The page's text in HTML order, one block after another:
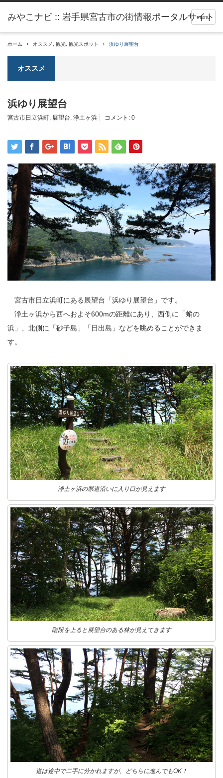
menu
ホーム オススメ 観光 観光スポット 浜ゆり展望台
オススメ
浜ゆり展望台
宮古市日立浜町, 展望台, 浄土ヶ浜 コメント: 0
宮古市日立浜町にある展望台「浜ゆり展望台」です。
浄土ヶ浜から西へおよそ600mの距離にあり、西側に「蛸の
浜」、北側に「砂子島」「日出島」などを眺めることができま
す。
浄土ヶ浜の県道沿いに入り口が見えます
階段を上ると展望台のある林が見えてきます
道は途中で二手に分かれますが、どちらに進んでもOK！